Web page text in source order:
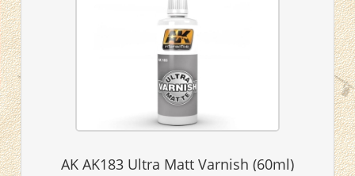
AK AK183 Ultra Matt Varnish (60ml)